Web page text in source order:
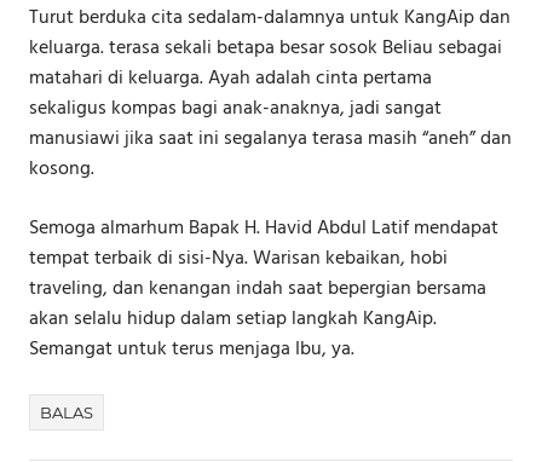
Turut berduka cita sedalam-dalamnya untuk KangAip dan
keluarga. terasa sekali betapa besar sosok Beliau sebagai
matahari di keluarga. Ayah adalah cinta pertama
sekaligus kompas bagi anak-anaknya, jadi sangat
manusiawi jika saat ini segalanya terasa masih “aneh” dan
kosong.
Semoga almarhum Bapak H. Havid Abdul Latif mendapat
tempat terbaik di sisi-Nya. Warisan kebaikan, hobi
traveling, dan kenangan indah saat bepergian bersama
akan selalu hidup dalam setiap langkah KangAip.
Semangat untuk terus menjaga Ibu, ya.
BALAS